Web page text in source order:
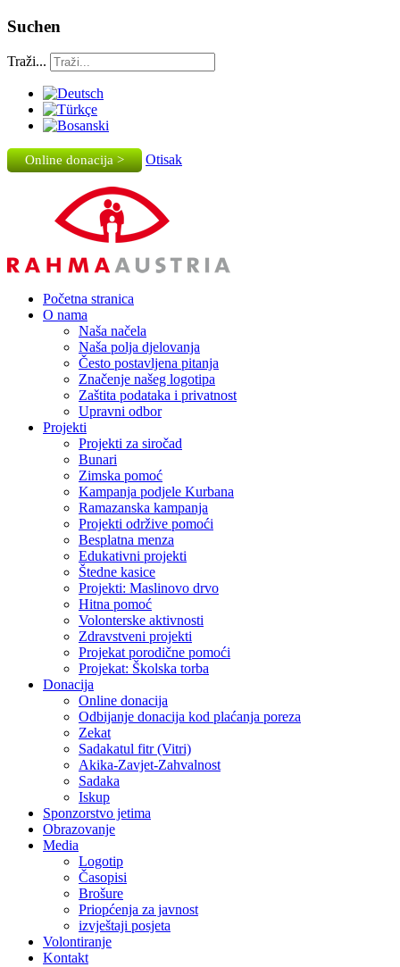
Suchen
Traži...
Online donacija > Otisak
Početna stranica
O nama
Naša načela
Naša polja djelovanja
Često postavljena pitanja
Značenje našeg logotipa
Zaštita podataka i privatnost
Upravni odbor
Projekti
Projekti za siročad
Bunari
Zimska pomoć
Kampanja podjele Kurbana
Ramazanska kampanja
Projekti održive pomoći
Besplatna menza
Edukativni projekti
Štedne kasice
Projekti: Maslinovo drvo
Hitna pomoć
Volonterske aktivnosti
Zdravstveni projekti
Projekat porodične pomoći
Projekat: Školska torba
Donacija
Online donacija
Odbijanje donacija kod plaćanja poreza
Zekat
Sadakatul fitr (Vitri)
Akika-Zavjet-Zahvalnost
Sadaka
Iskup
Sponzorstvo jetima
Obrazovanje
Media
Logotip
Časopisi
Brošure
Priopćenja za javnost
izvještaji posjeta
Volontiranje
Kontakt